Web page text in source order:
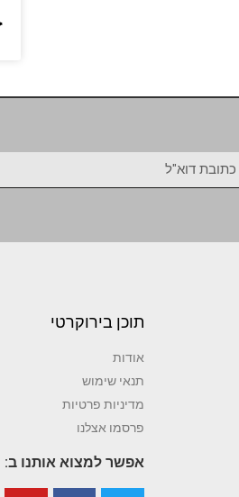
תוכן בירוקרטי
אודות
תנאי שימוש
מדיניות פרטיות
פרסמו אצלנו
אפשר למצוא אותנו ב: